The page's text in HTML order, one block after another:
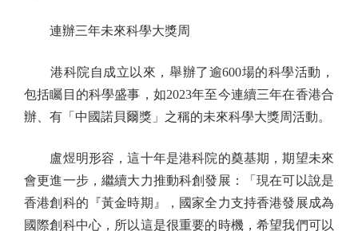
連辦三年未來科學大獎周
港科院自成立以來，舉辦了逾600場的科學活動，
包括矚目的科學盛事，如2023年至今連續三年在香港合
辦、有「中國諾貝爾獎」之稱的未來科學大獎周活動。
盧煜明形容，這十年是港科院的奠基期，期望未來
會更進一步，繼續大力推動科創發展：「現在可以說是
香港創科的『黃金時期』，國家全力支持香港發展成為
國際創科中心，所以這是很重要的時機，希望我們可以